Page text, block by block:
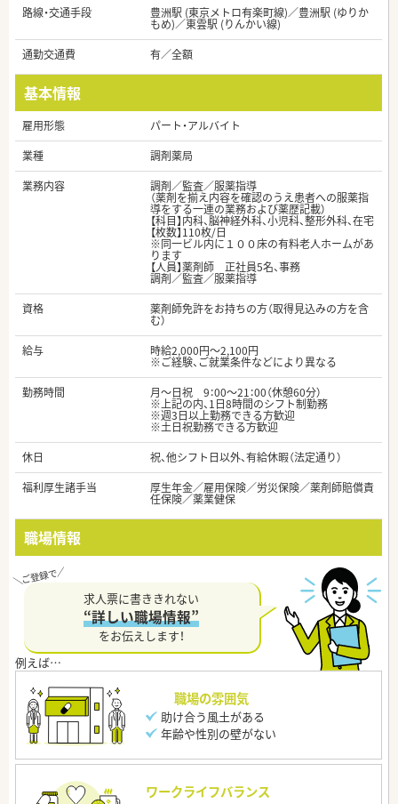
路線・交通手段 豊洲駅 (東京メトロ有楽町線)／豊洲駅 (ゆりか
もめ)／東雲駅 (りんかい線)
通勤交通費
有／全額
基本情報
雇用形態
パート・アルバイト
業種
調剤薬局
業務内容
調剤／監査／服薬指導
（薬剤を揃え内容を確認のうえ患者への服薬指
導をする一連の業務および薬歴記載）
【科目】内科、脳神経外科、小児科、整形外科、在宅
【枚数】110枚/日
※同一ビル内に１００床の有料老人ホームがあ
ります
【人員】薬剤師 正社員5名、事務
調剤／監査／服薬指導
資格
薬剤師免許をお持ちの方（取得見込みの方を含
む）
給与
時給2,000円～2,100円
※ご経験、ご就業条件などにより異なる
勤務時間
月～日祝 9：00～21：00（休憩60分）
※上記の内、1日8時間のシフト制勤務
※週3日以上勤務できる方歓迎
※土日祝勤務できる方歓迎
休日
祝、他シフト日以外、有給休暇（法定通り）
福利厚生諸手当
厚生年金／雇用保険／労災保険／薬剤師賠償責
任保険／薬業健保
職場情報
求人票に書ききれない
“詳しい職場情報”
をお伝えします！
職場の雰囲気
助け合う風土がある
年齢や性別の壁がない
ワークライフバランス